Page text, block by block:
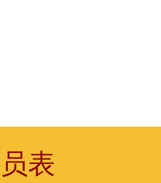
表